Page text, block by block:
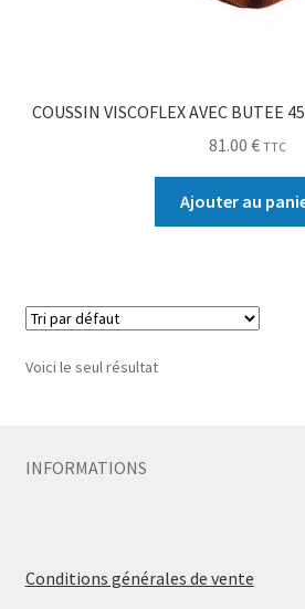
COUSSIN VISCOFLEX AVEC BUTEE
81.00 € TTC
Ajouter au
Voici le seul résultat
INFORMATIONS
Conditions générales de vente